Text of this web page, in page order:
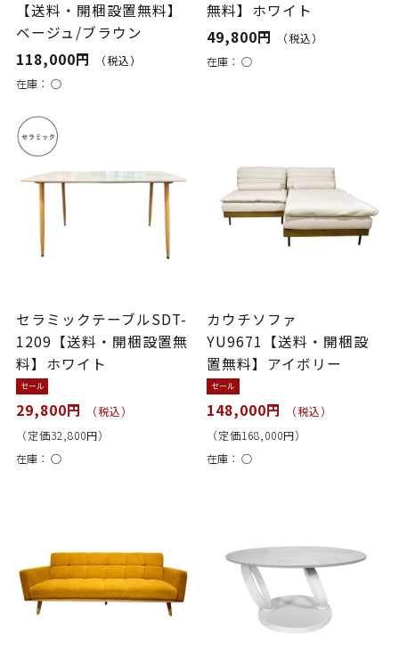
【送料・開梱設置無料】
ベージュ/ブラウン
118,000円
（税込）
在庫： ○
無料】ホワイト
49,800円
（税込）
在庫：○
セラミックテーブルSDT-
1209【送料・開梱設置無
料】ホワイト
セール
29,800円
（税込）
（定価32,800円）
在庫： ○
カウチソファ
YU9671【送料・開梱設
置無料】アイボリー
セール
148,000円
（税込）
（定価168,000円）
在庫：○